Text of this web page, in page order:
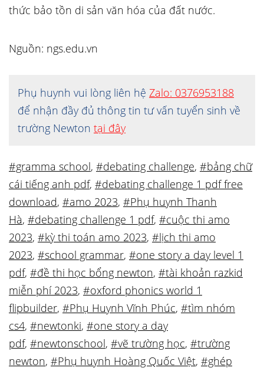
thức bảo tồn di sản văn hóa của đất nước.
Nguồn: ngs.edu.vn
Phụ huynh vui lòng liên hệ Zalo: 0376953188
để nhận đầy đủ thông tin tư vấn tuyển sinh về
trường Newton tại đây
#gramma school, #debating challenge, #bảng chữ
cái tiếng anh pdf, #debating challenge 1 pdf free
download, #amo 2023, #Phụ huynh Thanh
Hà, #debating challenge 1 pdf, #cuộc thi amo
2023, #kỳ thi toán amo 2023, #lịch thi amo
2023, #school grammar, #one story a day level 1
pdf, #đề thi học bổng newton, #tài khoản razkid
miễn phí 2023, #oxford phonics world 1
flipbuilder, #Phụ Huynh Vĩnh Phúc, #tìm nhóm
cs4, #newtonki, #one story a day
pdf, #newtonschool, #vẽ trường học, #trường
newton, #Phụ huynh Hoàng Quốc Việt, #ghép